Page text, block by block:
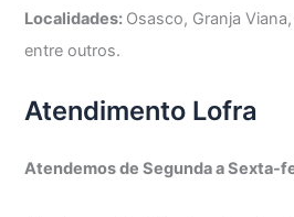
Localidades: Osasco, Granja
entre outros.
Atendimento Lofra
Atendemos de Segunda a Sexta-